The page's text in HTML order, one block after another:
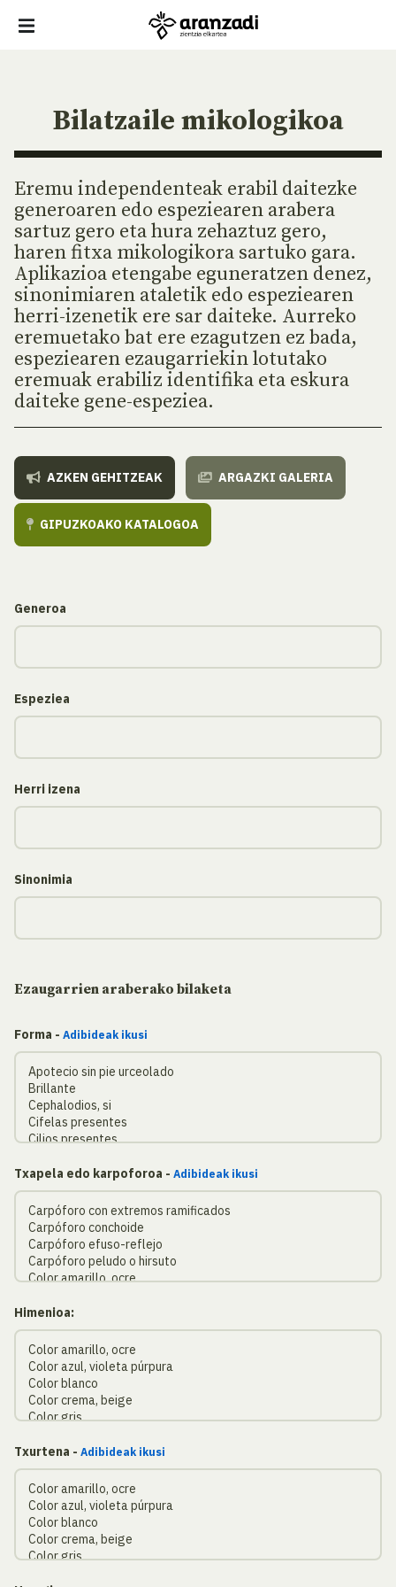
Bilatzaile mikologikoa
Eremu independenteak erabil daitezke
generoaren edo espeziearen arabera
sartuz gero eta hura zehaztuz gero,
haren fitxa mikologikora sartuko gara.
Aplikazioa etengabe eguneratzen denez,
sinonimiaren ataletik edo espeziearen
herri-izenetik ere sar daiteke. Aurreko
eremuetako bat ere ezagutzen ez bada,
espeziearen ezaugarriekin lotutako
eremuak erabiliz identifika eta eskura
daiteke gene-espeziea.
AZKEN GEHITZEAK ARGAZKI GALERIA
GIPUZKOAKO KATALOGOA
Generoa
Espeziea
Herri izena
Sinonimia
Ezaugarrien araberako bilaketa
Forma - Adibideak ikusi
Txapela edo karpoforoa - Adibideak ikusi
Himenioa:
Txurtena - Adibideak ikusi